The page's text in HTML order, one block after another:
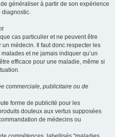
généraliser à partir de son expérience
diagnostic.
cas particulier et ne peuvent être
médecin. Il faut donc respecter les
et ne jamais indiquer qu’un
efficace pour une maladie, même si
commerciale, publicitaire ou de
forme de publicité pour les
douteux aux vertus supposées
de médecins ou